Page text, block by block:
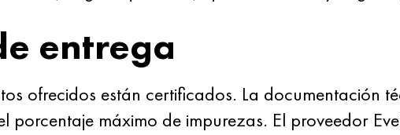
entrega
ofrecidos están certificados. La documentación
porcentaje máximo de impurezas. El proveedor